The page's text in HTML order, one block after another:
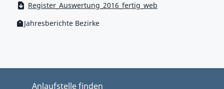
Register_Auswertung_2016_fertig_web
Kategorie:
Jahresberichte Bezirke
Anlaufstelle finden